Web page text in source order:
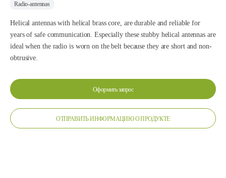
Radio-antennas
Helical antennas with helical brass core, are durable and reliable for
years of safe communication. Especially these stubby helical antennas are
ideal when the radio is worn on the belt because they are short and non-
obtrusive.
Оформить запрос
ОТПРАВИТЬ ИНФОРМАЦИЮ О ПРОДУКТЕ